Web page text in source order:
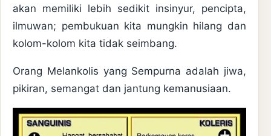
akan memiliki lebih sedikit insinyur, pencipta,
ilmuwan; pembukuan kita mungkin hilang dan
kolom-kolom kita tidak seimbang.
Orang Melankolis yang Sempurna adalah jiwa,
pikiran, semangat dan jantung kemanusiaan.